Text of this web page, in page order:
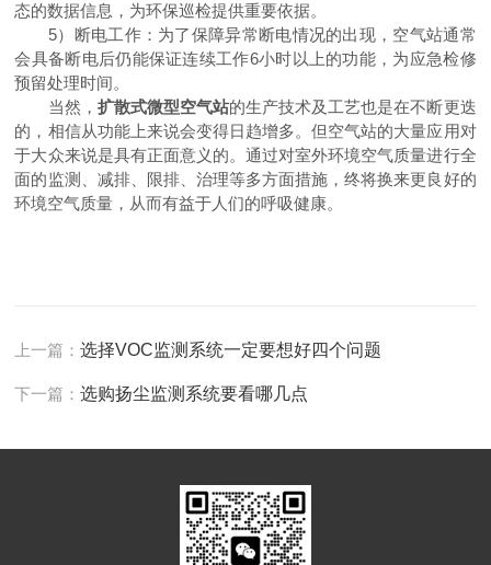
态的数据信息，为环保巡检提供重要依据。
5）断电工作：为了保障异常断电情况的出现，空气站通常
会具备断电后仍能保证连续工作6小时以上的功能，为应急检修
预留处理时间。
当然， 扩散式微型空气站的生产技术及工艺也是在不断更迭
的，相信从功能上来说会变得日趋增多。但空气站的大量应用对
于大众来说是具有正面意义的。通过对室外环境空气质量进行全
面的监测、减排、限排、治理等多方面措施，终将换来更良好的
环境空气质量，从而有益于人们的呼吸健康。
上一篇：选择VOC监测系统一定要想好四个问题
下一篇：选购扬尘监测系统要看哪几点